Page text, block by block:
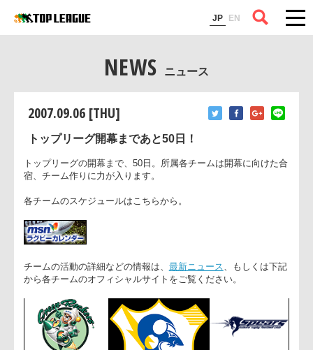
JP EN
コラム
NEWS ニュース
2007.09.06 [THU]
トップリーグ開幕まであと50日！
トップリーグの開幕まで、50日。所属各チームは開幕に向けた
宿、チーム作りに力が入ります。
各チームのスケジュールはこちらから。
チームの活動の詳細などの情報は、最新ニュース
、もしくは下
から各チームのオフィシャルサイトをご覧ください。